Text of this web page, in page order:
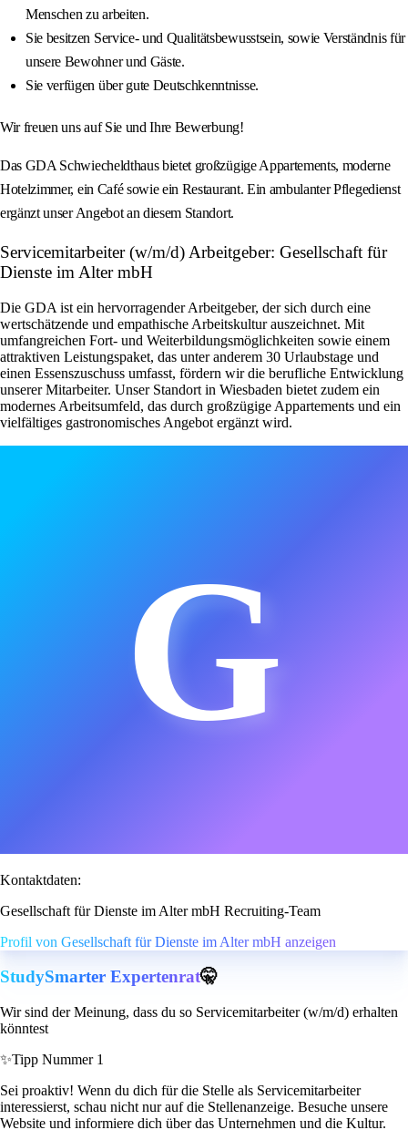
Menschen zu arbeiten.
Sie besitzen Service- und Qualitätsbewusstsein, sowie Verständnis für
unsere Bewohner und Gäste.
Sie verfügen über gute Deutschkenntnisse.
Wir freuen uns auf Sie und Ihre Bewerbung!
Das GDA Schwiecheldthaus bietet großzügige Appartements, moderne
Hotelzimmer, ein Café sowie ein Restaurant. Ein ambulanter Pflegedienst
ergänzt unser Angebot an diesem Standort.
Servicemitarbeiter (w/m/d) Arbeitgeber: Gesellschaft für
Dienste im Alter mbH
Die GDA ist ein hervorragender Arbeitgeber, der sich durch eine
wertschätzende und empathische Arbeitskultur auszeichnet. Mit
umfangreichen Fort- und Weiterbildungsmöglichkeiten sowie einem
attraktiven Leistungspaket, das unter anderem 30 Urlaubstage und
einen Essenszuschuss umfasst, fördern wir die berufliche Entwicklung
unserer Mitarbeiter. Unser Standort in Wiesbaden bietet zudem ein
modernes Arbeitsumfeld, das durch großzügige Appartements und ein
vielfältiges gastronomisches Angebot ergänzt wird.
G
Kontaktdaten:
Gesellschaft für Dienste im Alter mbH Recruiting-Team
Profil von Gesellschaft für Dienste im Alter mbH anzeigen
StudySmarter Expertenrat🤫
Wir sind der Meinung, dass du so Servicemitarbeiter (w/m/d) erhalten
könntest
✨Tipp Nummer 1
Sei proaktiv! Wenn du dich für die Stelle als Servicemitarbeiter
interessierst, schau nicht nur auf die Stellenanzeige. Besuche unsere
Website und informiere dich über das Unternehmen und die Kultur.